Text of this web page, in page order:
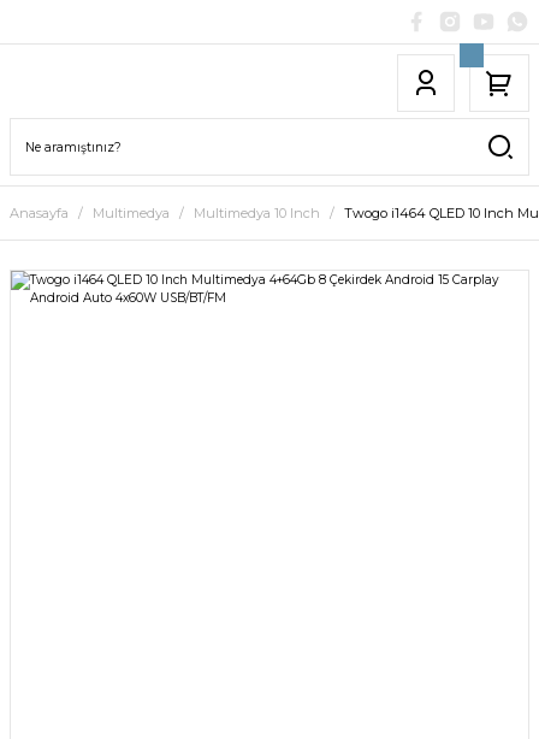
Anasayfa Multimedya Multimedya 10 Inch Twogo i1464 QLED 10 Inch